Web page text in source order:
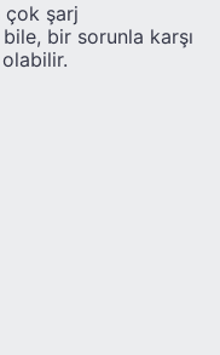
çok şarj
bir sorunla karşı